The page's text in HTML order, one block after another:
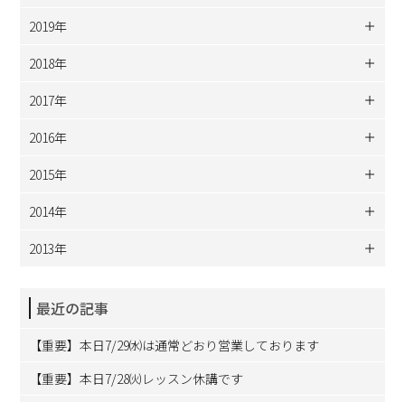
2019年
2018年
2017年
2016年
2015年
2014年
2013年
最近の記事
【重要】本日7/29㈬は通常どおり営業しております
【重要】本日7/28㈫レッスン休講です